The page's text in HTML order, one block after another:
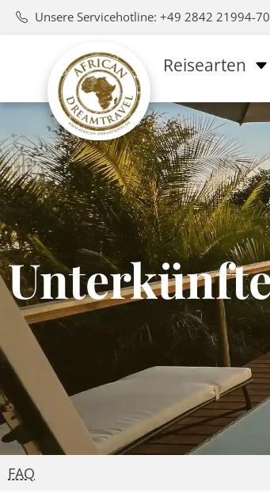
Unsere Servicehotline: +49 2842 21994-70
Reisearten
FAQ